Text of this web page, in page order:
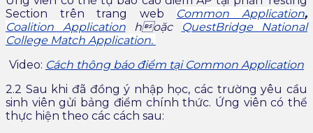
Section trên trang web Common Application,
Coalition Applicationhoặc
QuestBridge National
College Match Application.
Video: Cách thông báo điểm tại Common Application
2.2 Sau khi đã đồng ý nhập học, các trường yêu cầu
sinh viêngửi bảng điểm chính thức. Ứng viên có thể
thực hiện theo các cách sau: